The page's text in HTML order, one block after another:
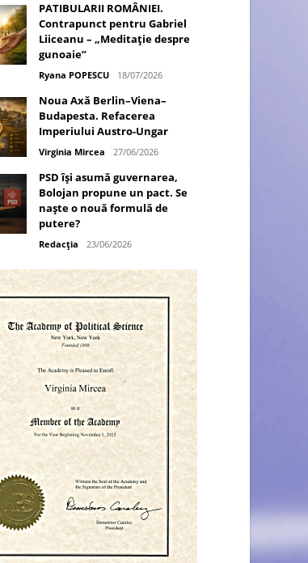
PATIBULARII ROMÂNIEI.
Contrapunct pentru Gabriel
Liiceanu – „Meditație despre
gunoaie”
Ryana POPESCU 18/07/2026
Noua Axă Berlin–Viena–
Budapesta. Refacerea
Imperiului Austro-Ungar
Virginia Mircea 27/06/2026
PSD își asumă guvernarea,
Bolojan propune un pact. Se
naște o nouă formulă de
putere?
Redacția 23/06/2026